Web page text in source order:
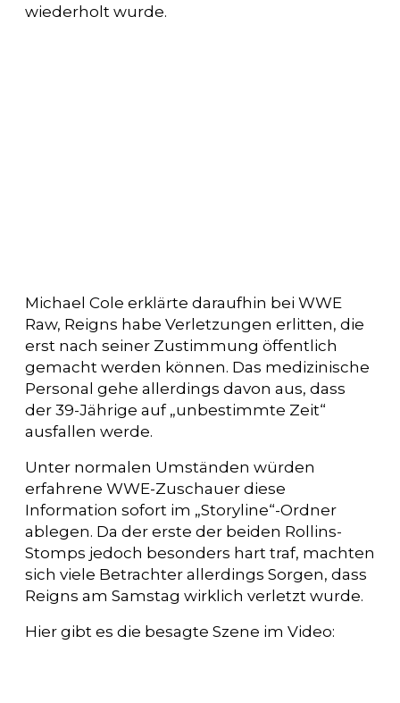
wiederholt wurde.
Michael Cole erklärte daraufhin bei WWE
Raw, Reigns habe Verletzungen erlitten, die
erst nach seiner Zustimmung öffentlich
gemacht werden können. Das medizinische
Personal gehe allerdings davon aus, dass
der 39-Jährige auf „unbestimmte Zeit“
ausfallen werde.
Unter normalen Umständen würden
erfahrene WWE-Zuschauer diese
Information sofort im „Storyline“-Ordner
ablegen. Da der erste der beiden Rollins-
Stomps jedoch besonders hart traf, machten
sich viele Betrachter allerdings Sorgen, dass
Reigns am Samstag wirklich verletzt wurde.
Hier gibt es die besagte Szene im Video: